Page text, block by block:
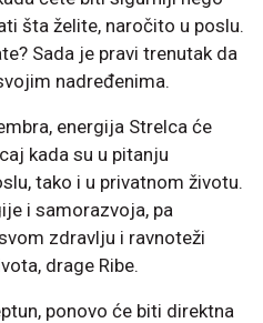
šta želite, naročito u poslu.
Sada je pravi trenutak da
nadređenima.
energija Strelca će
kada su u pitanju
tako i u privatnom životu.
i samorazvoja, pa
zdravlju i ravnoteži
drage Ribe.
ponovo će biti direktna